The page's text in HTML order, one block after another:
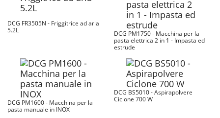
DCG FR3505N - Friggitrice ad aria
5.2L
DCG PM1750 - Macchina per la
pasta elettrica 2 in 1 - Impasta ed
estrude
DCG PM1600 - Macchina per la
pasta manuale in INOX
DCG BS5010 - Aspirapolvere
Ciclone 700 W